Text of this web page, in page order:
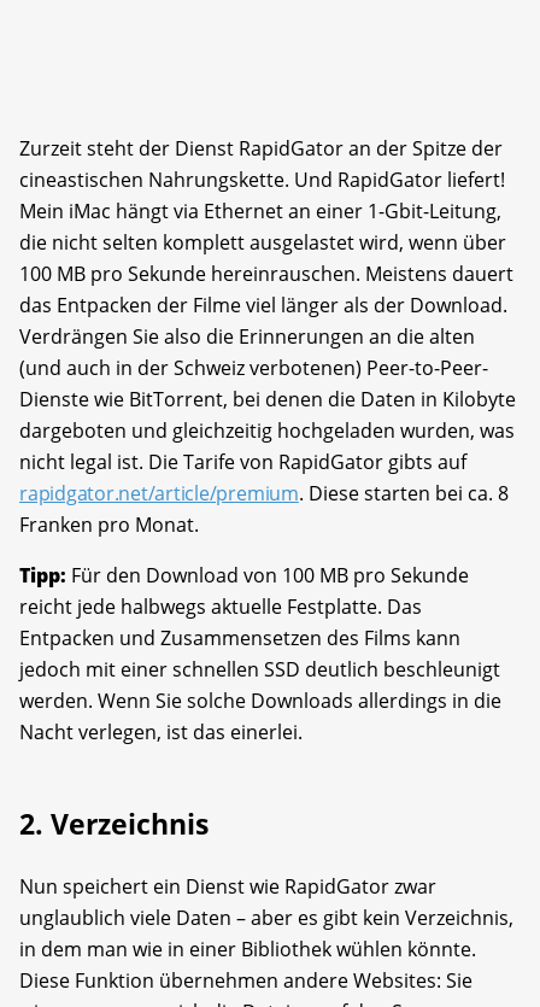
Zurzeit steht der Dienst RapidGator an der Spitze der
cineastischen Nahrungskette. Und RapidGator liefert!
Mein iMac hängt via Ethernet an einer 1-Gbit-Leitung,
die nicht selten komplett ausgelastet wird, wenn über
100 MB pro Sekunde hereinrauschen. Meistens dauert
das Entpacken der Filme viel länger als der Download.
Verdrängen Sie also die Erinnerungen an die alten
(und auch in der Schweiz verbotenen) Peer-to-Peer-
Dienste wie BitTorrent, bei denen die Daten in Kilobyte
dargeboten und gleichzeitig hochgeladen wurden, was
nicht legal ist. Die Tarife von RapidGator gibts auf
rapidgator.net/article/premium. Diese starten bei ca. 8
Franken pro Monat.
Tipp: Für den Download von 100 MB pro Sekunde
reicht jede halbwegs aktuelle Festplatte. Das
Entpacken und Zusammensetzen des Films kann
jedoch mit einer schnellen SSD deutlich beschleunigt
werden. Wenn Sie solche Downloads allerdings in die
Nacht ver­legen, ist das einerlei.
2. Verzeichnis
Nun speichert ein Dienst wie RapidGator zwar
unglaublich viele Daten – aber es gibt kein Verzeichnis,
in dem man wie in einer Bibliothek wühlen könnte.
Diese Funktion übernehmen andere Websites: Sie